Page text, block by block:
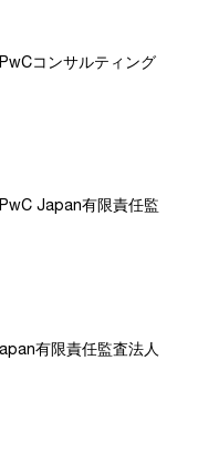
コンサルティング
Japan有限責任監
有限責任監査法人